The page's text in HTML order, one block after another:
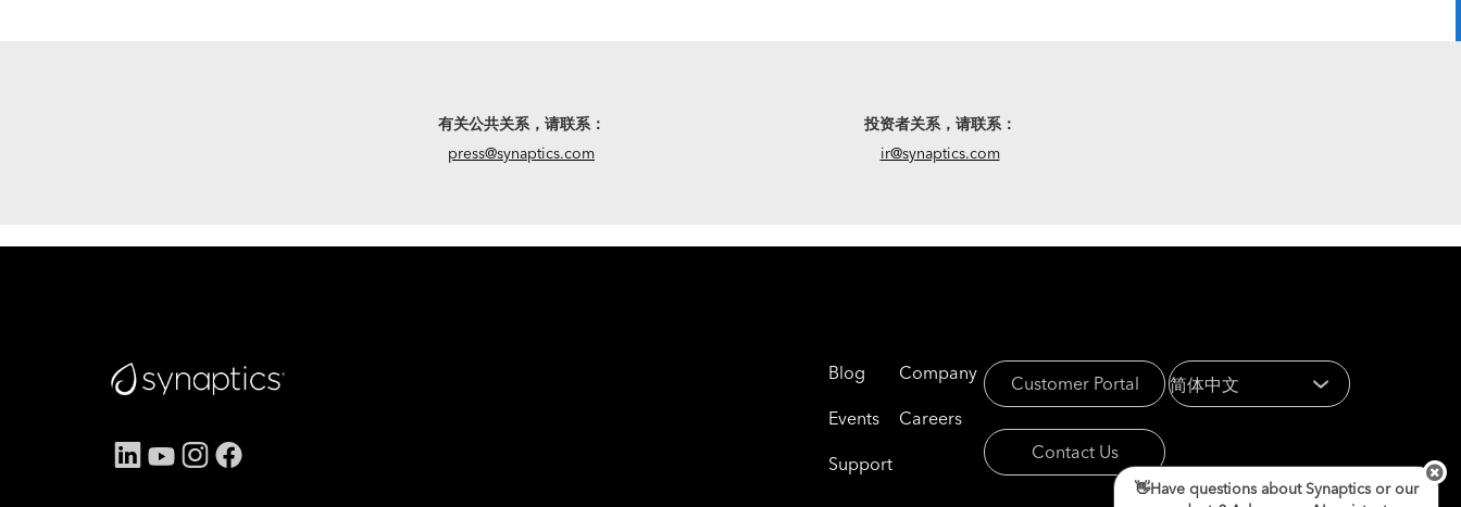
有关公共关系，请联系：
press@synaptics.com
投资者关系，请联系：
ir@synaptics.com
Blog
Events
Support
Company
Careers
Customer Portal
Contact Us
👋Have questions about Synaptics or our